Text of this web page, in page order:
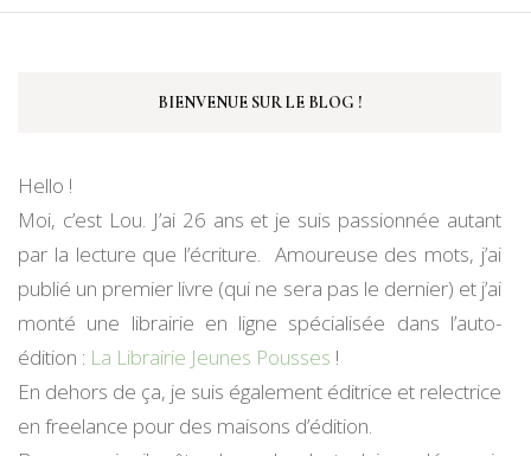
BIENVENUE SUR LE BLOG !
Hello !
Moi, c’est Lou. J’ai 26 ans et je suis passionnée autant
par la lecture que l’écriture. Amoureuse des mots, j’ai
publié un premier livre (qui ne sera pas le dernier) et j’ai
monté une librairie en ligne spécialisée dans l’auto-
édition : La Librairie Jeunes Pousses !
En dehors de ça, je suis également éditrice et relectrice
en freelance pour des maisons d’édition.